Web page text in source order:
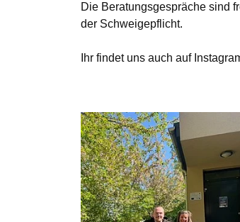
Die Beratungsgespräche sind
der Schweigepflicht.
Ihr findet uns auch auf